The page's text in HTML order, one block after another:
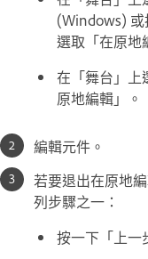
(Windows)
選取「在原地
在「舞台」上
原地編輯」。
編輯元件。
若要退出在原地
列步驟之一：
按一下「上一